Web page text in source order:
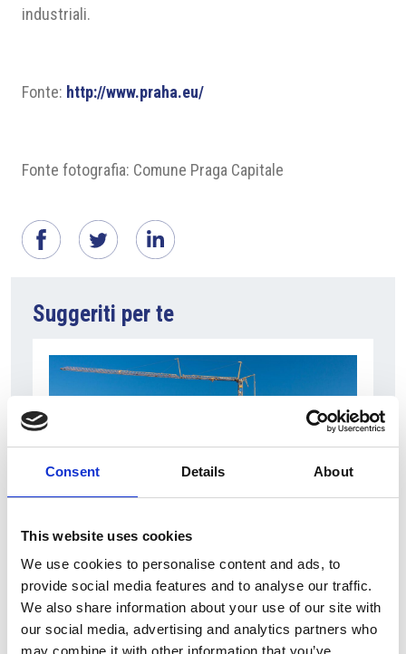
Consent Details About
This website uses cookies
We use cookies to personalise content and ads, to
provide social media features and to analyse our traffic.
We also share information about your use of our site with
our social media, advertising and analytics partners who
may combine it with other information that you’ve
industriali.
Fonte: http://www.praha.eu/
Fonte fotografia: Comune Praga Capitale
Suggeriti per te
7 Agosto 2026
Nel primo semestre è aumentata fortemente la
costruzione di nuove abitazioni
Repubblica Ceca